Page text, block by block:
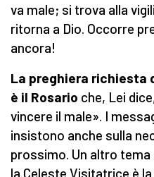
va male; si trova alla
ritorna a Dio. Occorre
ancora!
La preghiera richiesta
è il Rosario che, Lei
vincere il male». I
insistono anche sulla
prossimo. Un altro
la Celeste Visitatrice è